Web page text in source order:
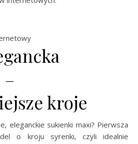
kroje
eleganckie sukienki maxi? Pierwsza
o kroju syrenki, czyli idealnie